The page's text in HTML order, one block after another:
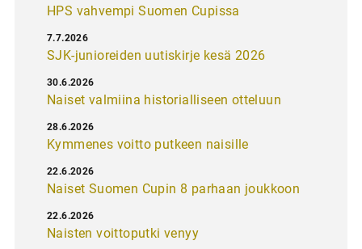
HPS vahvempi Suomen Cupissa
SJK-junioreiden uutiskirje kesä 2026
7.7.2026
Naiset valmiina historialliseen otteluun
30.6.2026
Kymmenes voitto putkeen naisille
28.6.2026
Naiset Suomen Cupin 8 parhaan joukkoon
22.6.2026
Naisten voittoputki venyy
22.6.2026